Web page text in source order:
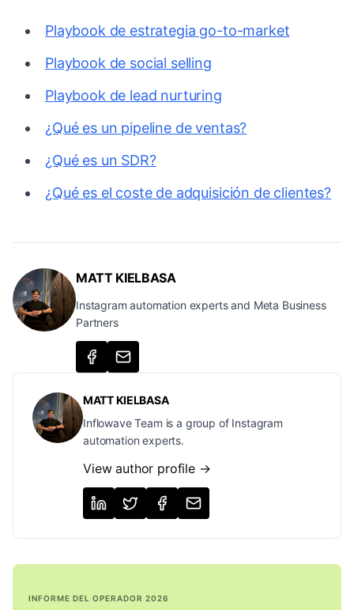
Playbook de estrategia go-to-market
Playbook de social selling
Playbook de lead nurturing
¿Qué es un pipeline de ventas?
¿Qué es un SDR?
¿Qué es el coste de adquisición de clientes?
MATT KIELBASA
Instagram automation experts and Meta Business
Partners
MATT KIELBASA
Inflowave Team is a group of Instagram
automation experts.
View author profile →
INFORME DEL OPERADOR 2026